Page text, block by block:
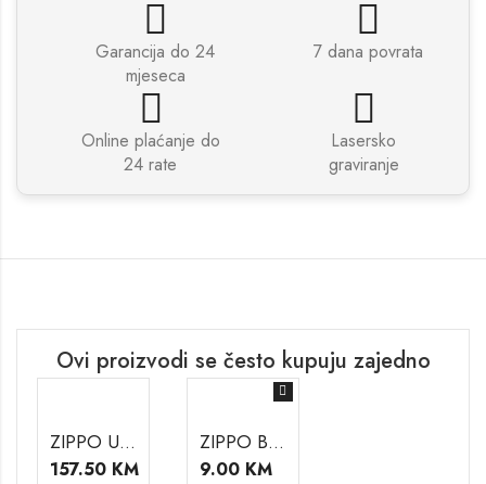
Garancija do 24
mjeseca
7 dana povrata
Online plaćanje do
24 rate
Lasersko
graviranje
Ovi proizvodi se često kupuju zajedno
ZIPPO UPALJAČ 49458
157.50 KM
ZIPPO BENZIN
9.00 KM